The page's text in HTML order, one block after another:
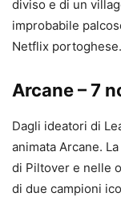
diviso e di un
improbabile
Netflix portoghese.
Arcane – 7
Dagli ideatori di
animata Arcane.
di Piltover e nelle
di due campioni